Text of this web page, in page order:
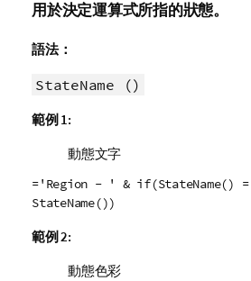
用於決定運算式所指的狀態。
語法：
StateName ()
範例 1:
動態文字
='Region - ' &
StateName())
範例 2:
動態色彩